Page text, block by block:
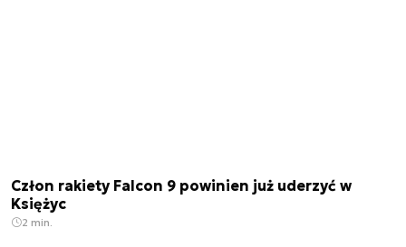
Człon rakiety Falcon 9 powinien już uderzyć w
Księżyc
2 min.